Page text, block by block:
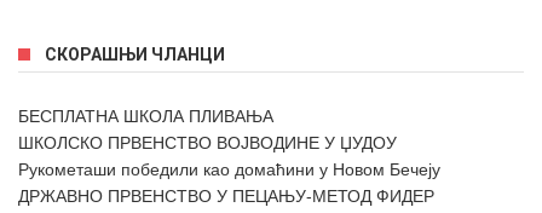
СКОРАШЊИ ЧЛАНЦИ
БЕСПЛАТНА ШКОЛА ПЛИВАЊА
ШКОЛСКО ПРВЕНСТВО ВОЈВОДИНЕ У ЏУДОУ
Рукометаши победили као домаћини у Новом Бечеју
ДРЖАВНО ПРВЕНСТВО У ПЕЦАЊУ-МЕТОД ФИДЕР